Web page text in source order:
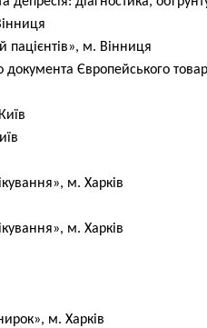
пацієнтів», м. Вінниця
Європейського
м. Харків
м. Харків
м. Харків